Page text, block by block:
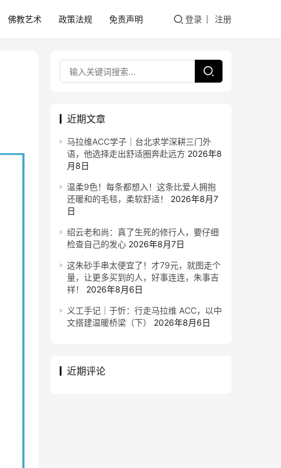
佛教艺术 政策法规 免责声明 登录 注册
近期文章
马拉维ACC学子｜台北求学深耕三门外
语，他选择走出舒适圈奔赴远方 2026年8
月8日
温柔9色！每条都想入！这条比爱人拥抱
还暖和的毛毯，柔软舒适！
2026年8月7
日
绍云老和尚：真了生死的修行人，要仔细
检查自己的发心 2026年8月7日
这朱砂手串太便宜了！才79元，就图走个
量，让更多买到的人，好事连连，朱事吉
祥！
2026年8月6日
义工手记｜于忻：行走马拉维 ACC，以中
文搭建温暖桥梁（下）
2026年8月6日
近期评论